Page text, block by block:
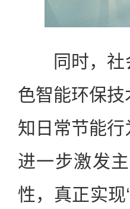
同时，社会
色智能环保
知日常节能
进一步激发
性，真正实